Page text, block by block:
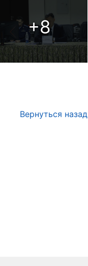
+8
Вернуться назад